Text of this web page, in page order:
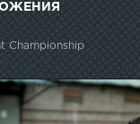
Championship